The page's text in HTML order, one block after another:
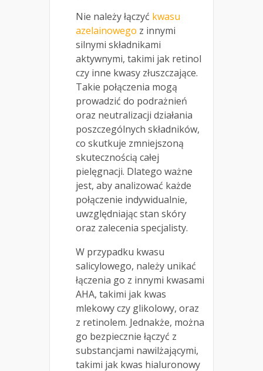
Nie należy łączyć kwasu
azelainowego z innymi
silnymi składnikami
aktywnymi, takimi jak retinol
czy inne kwasy złuszczające.
Takie połączenia mogą
prowadzić do podrażnień
oraz neutralizacji działania
poszczególnych składników,
co skutkuje zmniejszoną
skutecznością całej
pielęgnacji. Dlatego ważne
jest, aby analizować każde
połączenie indywidualnie,
uwzględniając stan skóry
oraz zalecenia specjalisty.
W przypadku kwasu
salicylowego, należy unikać
łączenia go z innymi kwasami
AHA, takimi jak kwas
mlekowy czy glikolowy, oraz
z retinolem. Jednakże, można
go bezpiecznie łączyć z
substancjami nawilżającymi,
takimi jak kwas hialuronowy